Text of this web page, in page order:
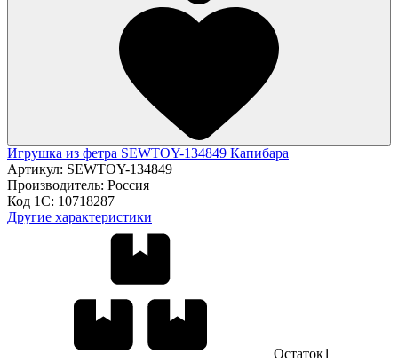
Игрушка из фетра SEWTOY-134849 Капибара
Артикул: SEWTOY-134849
Производитель: Россия
Код 1С: 10718287
Другие характеристики
Остаток1